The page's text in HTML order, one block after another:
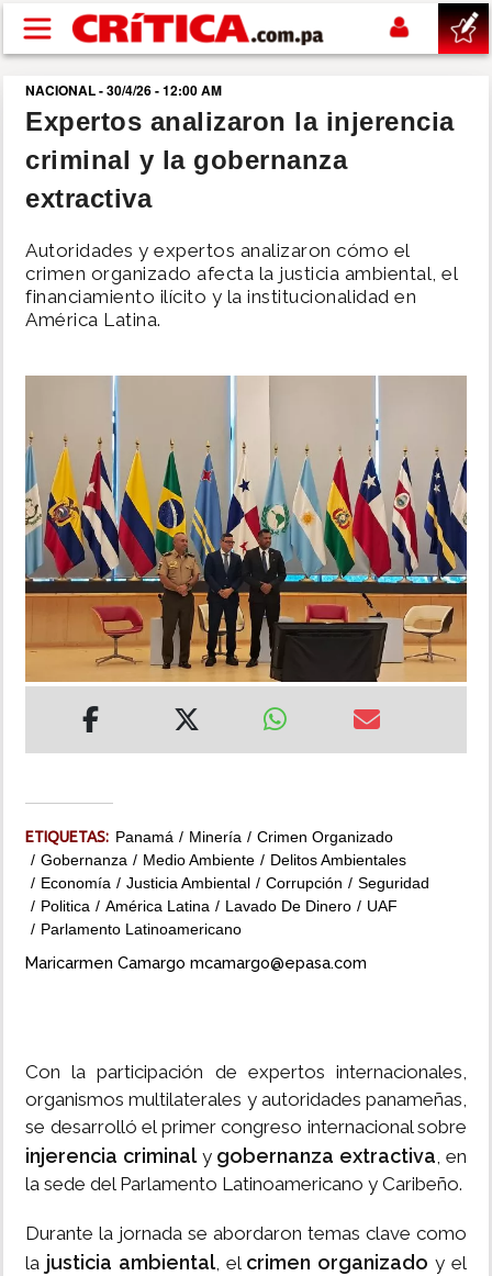
Pasar al contenido principal
buscar
SUCESOS
POLÍTICA
MUNDO
INSÓLITAS
MULTIMEDIA
IMPRESO
NACIONAL - 30/4/26 - 12:00 AM
Expertos analizaron la injerencia
criminal y la gobernanza
extractiva
Autoridades y expertos analizaron cómo el
crimen organizado afecta la justicia ambiental, el
financiamiento ilícito y la institucionalidad en
América Latina.
ETIQUETAS: Panamá Minería
Crimen Organizado
Gobernanza
Medio Ambiente
Delitos Ambientales
Economía
Justicia Ambiental Corrupción
Seguridad
Politica
América Latina Lavado De Dinero
UAF
Parlamento Latinoamericano
Maricarmen Camargo mcamargo@epasa.com
Con la participación de expertos internacionales,
organismos multilaterales y autoridades panameñas,
se desarrolló el primer congreso internacional sobre
injerencia criminaly gobernanza extractiva, en
la sede del Parlamento Latinoamericano y Caribeño.
Durante la jornada se abordaron temas clave como
la justicia ambiental, el crimen organizado y el